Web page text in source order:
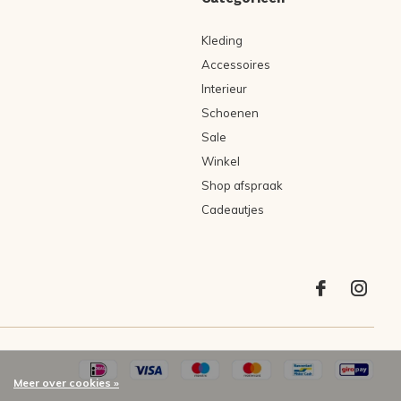
Kleding
Accessoires
Interieur
Schoenen
Sale
Winkel
Shop afspraak
Cadeautjes
Meer over cookies »